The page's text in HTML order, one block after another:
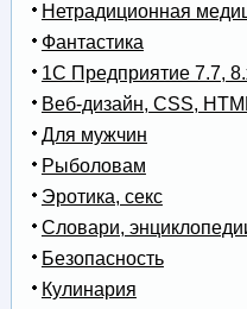
Нетрадиционная
Фантастика
1С Предприятие 7.7,
Веб-дизайн, CSS,
Для мужчин
Рыболовам
Эротика, секс
Словари,
Безопасность
Кулинария